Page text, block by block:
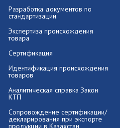
Разработка документов по
стандартизации
Экспертиза происхождения
товара
Сертификация
Идентификация происхождения
товаров
Аналитическая справка Закон
КТП
Сопровождение сертификации/
декларирования при экспорте
продукции в Казахстан